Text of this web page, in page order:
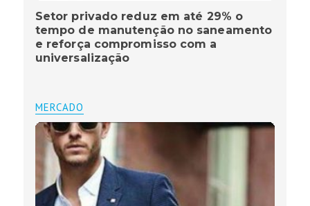
Setor privado reduz em até 29% o
tempo de manutenção no saneamento
e reforça compromisso com a
universalização
MERCADO